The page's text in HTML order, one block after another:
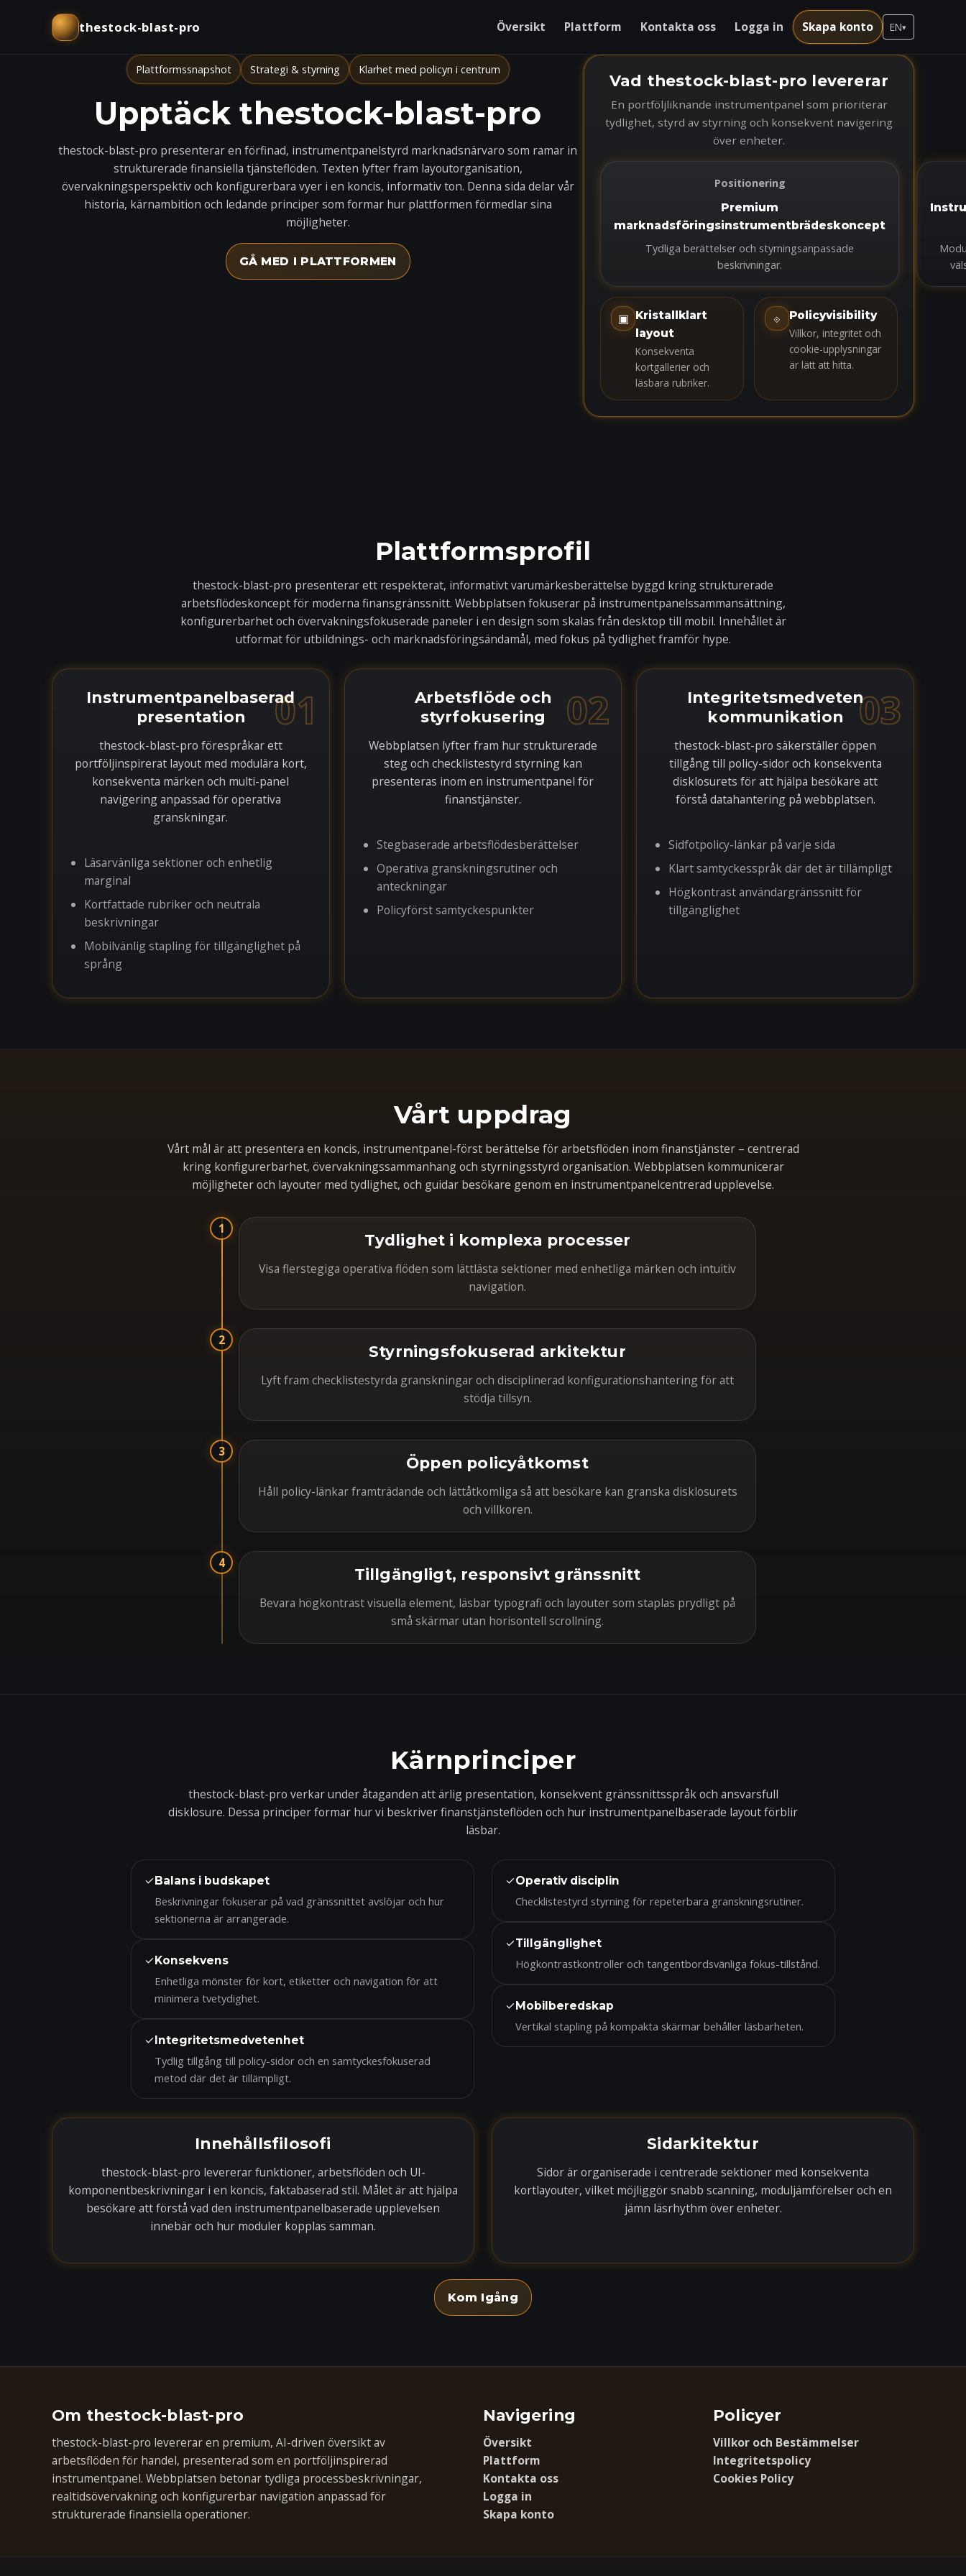
thestock-blast-pro Översikt Plattform Kontakta oss Logga in Skapa konto EN▾
Plattformssnapshot Strategi & styrning Klarhet med policyn i centrum
Upptäck thestock-blast-pro
thestock-blast-pro presenterar en förfinad, instrumentpanelstyrd marknadsnärvaro som ramar in
strukturerade finansiella tjänsteflöden. Texten lyfter fram layoutorganisation,
övervakningsperspektiv och konfigurerbara vyer i en koncis, informativ ton. Denna sida delar vår
historia, kärnambition och ledande principer som formar hur plattformen förmedlar sina
möjligheter.
GÅ MED I PLATTFORMEN
Vad thestock-blast-pro levererar
En portföljliknande instrumentpanel som prioriterar
tydlighet, styrd av styrning och konsekvent navigering
över enheter.
Positionering
Premium
marknadsföringsinstrumentbrädeskoncept
Tydliga berättelser och styrningsanpassade
beskrivningar.
▣ Kristallklart
layout
Konsekventa
kortgallerier och
läsbara rubriker.
⟐
Policyvisibility
Villkor, integritet och
cookie-upplysningar
är lätt att hitta.
Plattformsprofil
thestock-blast-pro presenterar ett respekterat, informativt varumärkesberättelse byggd kring strukturerade
arbetsflödeskoncept för moderna finansgränssnitt. Webbplatsen fokuserar på instrumentpanelssammansättning,
konfigurerbarhet och övervakningsfokuserade paneler i en design som skalas från desktop till mobil. Innehållet är
utformat för utbildnings- och marknadsföringsändamål, med fokus på tydlighet framför hype.
01
Instrumentpanelbaserad
presentation
thestock-blast-pro förespråkar ett
portföljinspirerat layout med modulära kort,
konsekventa märken och multi-panel
navigering anpassad för operativa
granskningar.
Läsarvänliga sektioner och enhetlig
marginal
Kortfattade rubriker och neutrala
beskrivningar
Mobilvänlig stapling för tillgänglighet på
språng
02
Arbetsflöde och
styrfokusering
Webbplatsen lyfter fram hur strukturerade
steg och checklistestyrd styrning kan
presenteras inom en instrumentpanel för
finanstjänster.
Stegbaserade arbetsflödesberättelser
Operativa granskningsrutiner och
anteckningar
Policyförst samtyckespunkter
03
Integritetsmedveten
kommunikation
thestock-blast-pro säkerställer öppen
tillgång till policy-sidor och konsekventa
disklosurets för att hjälpa besökare att
förstå datahantering på webbplatsen.
Sidfotpolicy-länkar på varje sida
Klart samtyckesspråk där det är tillämpligt
Högkontrast användargränssnitt för
tillgänglighet
Vårt uppdrag
Vårt mål är att presentera en koncis, instrumentpanel-först berättelse för arbetsflöden inom finanstjänster – centrerad
kring konfigurerbarhet, övervakningssammanhang och styrningsstyrd organisation. Webbplatsen kommunicerar
möjligheter och layouter med tydlighet, och guidar besökare genom en instrumentpanelcentrerad upplevelse.
1
Tydlighet i komplexa processer
Visa flerstegiga operativa flöden som lättlästa sektioner med enhetliga märken och intuitiv
navigation.
2
Styrningsfokuserad arkitektur
Lyft fram checklistestyrda granskningar och disciplinerad konfigurationshantering för att
stödja tillsyn.
3
Öppen policyåtkomst
Håll policy-länkar framträdande och lättåtkomliga så att besökare kan granska disklosurets
och villkoren.
4
Tillgängligt, responsivt gränssnitt
Bevara högkontrast visuella element, läsbar typografi och layouter som staplas prydligt på
små skärmar utan horisontell scrollning.
Kärnprinciper
thestock-blast-pro verkar under åtaganden att ärlig presentation, konsekvent gränssnittsspråk och ansvarsfull
disklosure. Dessa principer formar hur vi beskriver finanstjänsteflöden och hur instrumentpanelbaserade layout förblir
läsbar.
✓Balans i budskapet
Beskrivningar fokuserar på vad gränssnittet avslöjar och hur
sektionerna är arrangerade.
✓Konsekvens
Enhetliga mönster för kort, etiketter och navigation för att
minimera tvetydighet.
✓Integritetsmedvetenhet
Tydlig tillgång till policy-sidor och en samtyckesfokuserad
metod där det är tillämpligt.
✓Operativ disciplin
Checklistestyrd styrning för repeterbara granskningsrutiner.
✓Tillgänglighet
Högkontrastkontroller och tangentbordsvänliga fokus-tillstånd.
✓Mobilberedskap
Vertikal stapling på kompakta skärmar behåller läsbarheten.
Innehållsfilosofi
thestock-blast-pro levererar funktioner, arbetsflöden och UI-
komponentbeskrivningar i en koncis, faktabaserad stil. Målet är att hjälpa
besökare att förstå vad den instrumentpanelbaserade upplevelsen
innebär och hur moduler kopplas samman.
Sidarkitektur
Sidor är organiserade i centrerade sektioner med konsekventa
kortlayouter, vilket möjliggör snabb scanning, moduljämförelser och en
jämn läsrhythm över enheter.
Kom Igång
Om thestock-blast-pro
thestock-blast-pro levererar en premium, AI-driven översikt av
arbetsflöden för handel, presenterad som en portföljinspirerad
instrumentpanel. Webbplatsen betonar tydliga processbeskrivningar,
realtidsövervakning och konfigurerbar navigation anpassad för
strukturerade finansiella operationer.
Navigering
Översikt
Plattform
Kontakta oss
Logga in
Skapa konto
Policyer
Villkor och Bestämmelser
Integritetspolicy
Cookies Policy